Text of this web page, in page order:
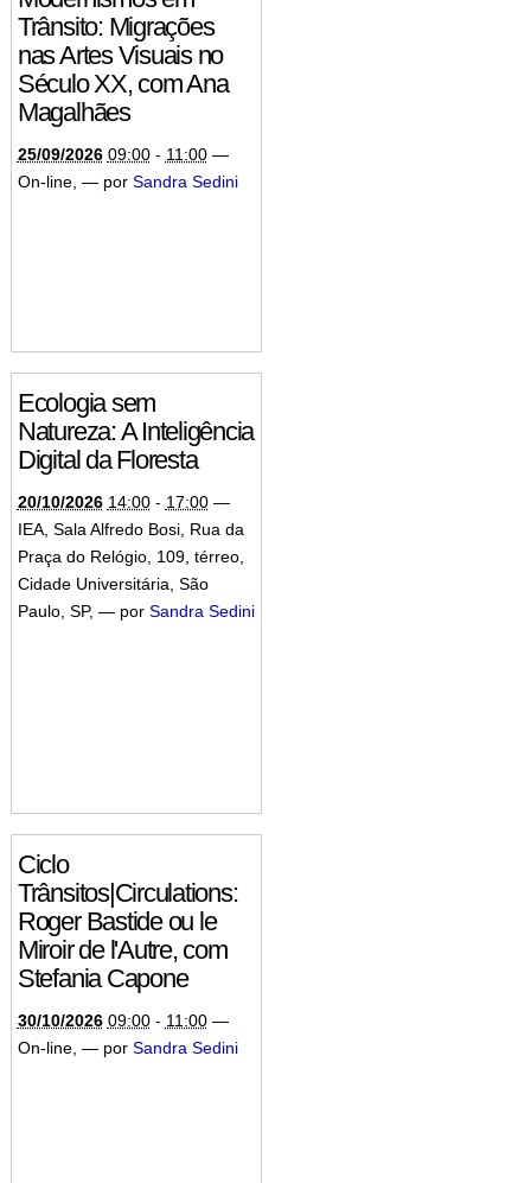
Trânsito: Migrações
nas Artes Visuais no
Século XX, com Ana
Magalhães
25/09/2026 09:00- 11:00 —
On-line, — por Sandra Sedini
Ecologia sem
Natureza: A Inteligência
Digital da Floresta
20/10/2026 14:00- 17:00 —
IEA, Sala Alfredo Bosi, Rua da
Praça do Relógio, 109, térreo,
Cidade Universitária, São
Paulo, SP, — por Sandra Sedini
Ciclo
Trânsitos|Circulations:
Roger Bastide ou le
Miroir de l'Autre, com
Stefania Capone
30/10/2026 09:00- 11:00 —
On-line, — por Sandra Sedini